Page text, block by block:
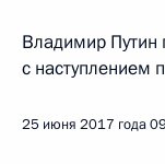
Владимир Путин
с наступлением
25 июня 2017 года